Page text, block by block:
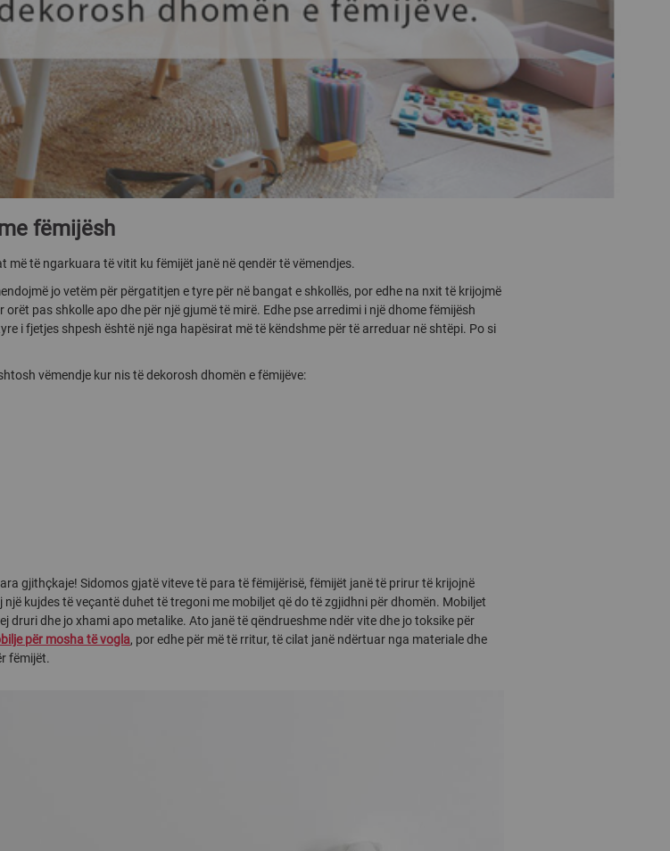
fëmijësh
më të ngarkuara të vitit ku fëmijët janë në qendër të vëmendjes.
jo vetëm për përgatitjen e tyre për në bangat e shkollës, por edhe na nxit të krijojmë
pas shkolle apo dhe për një gjumë të mirë. Edhe pse arredimi i një dhome fëmijësh
i fjetjes shpesh është një nga hapësirat më të këndshme për të arreduar në shtëpi. Po si
vëmendje kur nis të dekorosh dhomën e fëmijëve:
gjithçkaje! Sidomos gjatë viteve të para të fëmijërisë, fëmijët janë të prirur të krijojnë
kujdes të veçantë duhet të tregoni me mobiljet që do të zgjidhni për dhomën. Mobiljet
druri dhe jo xhami apo metalike. Ato janë të qëndrueshme ndër vite dhe jo toksike për
për mosha të vogla, por edhe për më të rritur, të cilat janë ndërtuar nga materiale dhe
fëmijët.